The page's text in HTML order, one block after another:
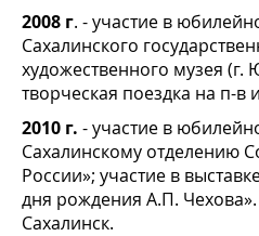
2008 г. - участие в
Сахалинского
художественного музея
творческая поездка на п-в
2010 г. - участие в
Сахалинскому отделению
России»; участие в
дня рождения А.П.
Сахалинск.